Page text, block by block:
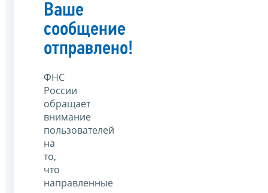
Ваше
сообщение
отправлено!
ФНС
России
обращает
внимание
пользователей
на
то,
что
направленные